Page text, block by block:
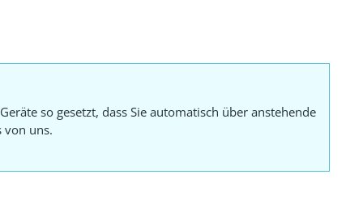
so gesetzt, dass Sie automatisch über anstehende
von uns.